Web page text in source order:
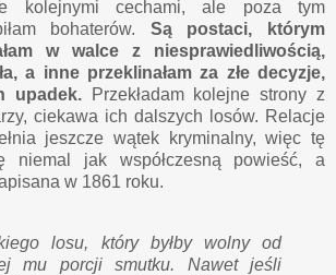
kolejnymi cechami, ale poza tym
bohaterów. Są postaci, którym
w walce z niesprawiedliwością,
a inne przeklinałam za złe decyzje,
upadek.Przekładam kolejne strony z
ciekawa ich dalszych losów. Relacje
jeszcze wątek kryminalny, więc tę
niemal jak współczesną powieść, a
w 1861 roku.
losu, który byłby wolny od
mu porcji smutku. Nawet jeśli